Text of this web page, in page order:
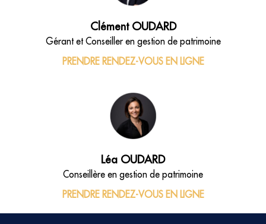
Clément OUDARD
Gérant et Conseiller en gestion de patrimoine
PRENDRE RENDEZ-VOUS EN LIGNE
Léa OUDARD
Conseillère en gestion de patrimoine
PRENDRE RENDEZ-VOUS EN LIGNE